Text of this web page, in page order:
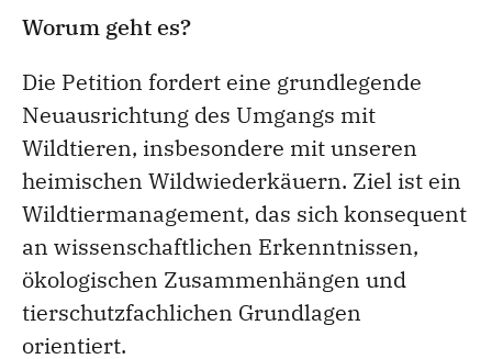
Worum geht es?
Die Petition fordert eine grundlegende
Neuausrichtung des Umgangs mit
Wildtieren, insbesondere mit unseren
heimischen Wildwiederkäuern. Ziel ist ein
Wildtiermanagement, das sich konsequent
an wissenschaftlichen Erkenntnissen,
ökologischen Zusammenhängen und
tierschutzfachlichen Grundlagen
orientiert.